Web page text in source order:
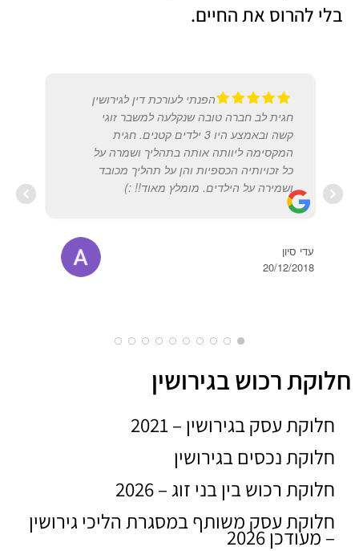
בלי להרוס את החיים.
הפנתי לעורכת דין לגירושין
חגית לב חברה טובה שנקלעה למשבר זוגי
קשה ובאמצע היו 3 ילדים קטנים. חגית
המקסימה ליוותה אותה בתהליך ושמרה על
כל זכויותיה הכספיות והן על תהליך מכובד
ושמירה על הילדים. מומלץ מאוד!! :)
עדי סיון
20/12/2018
חלוקת רכוש בגירושין
חלוקת עסק בגירושין – 2021
חלוקת נכסים בגירושין
חלוקת רכוש בין בני זוג – 2026
חלוקת עסק משותף במסגרת הליכי גירושין
– מעודכן 2026